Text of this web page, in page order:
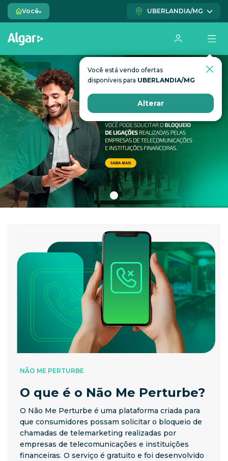
Você UBERLANDIA/MG
Você está vendo ofertas
disponíveis para UBERLANDIA/MG
Alterar
NÃO ME PERTURBE
O que é o Não Me Perturbe?
O Não Me Perturbe é uma plataforma criada para
que consumidores possam solicitar o bloqueio de
chamadas de telemarketing realizadas por
empresas de telecomunicações e instituições
financeiras. O serviço é gratuito e foi desenvolvido
Você está vendo ofertas
disponíveis para UBERLANDIA/MG
Alterar